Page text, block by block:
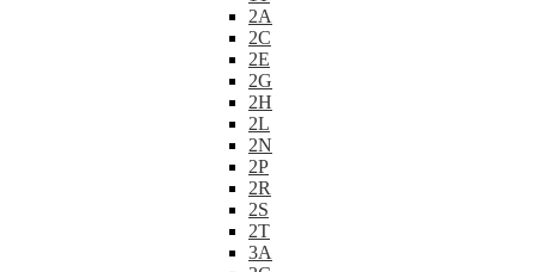
2A
2C
2E
2G
2H
2L
2N
2P
2R
2S
2T
3A